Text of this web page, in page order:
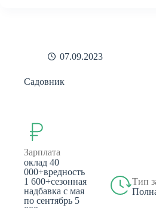
07.09.2023
Садовник
Зарплата
оклад 40
000+вредность
1 600+сезонная
надбавка с мая
по сентябрь 5
Тип